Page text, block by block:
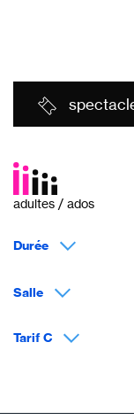
adultes / ados
Durée
Salle
Tarif C